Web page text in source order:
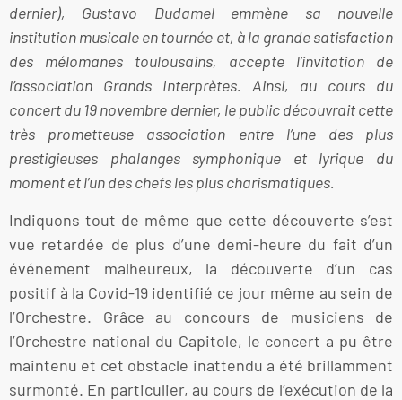
dernier), Gustavo Dudamel emmène sa nouvelle
institution musicale en tournée et, à la grande satisfaction
des mélomanes toulousains, accepte l’invitation de
l’association Grands Interprètes. Ainsi, au cours du
concert du 19 novembre dernier, le public découvrait cette
très prometteuse association entre l’une des plus
prestigieuses phalanges symphonique et lyrique du
moment et l’un des chefs les plus charismatiques.
Indiquons tout de même que cette découverte s’est
vue retardée de plus d’une demi-heure du fait d’un
événement malheureux, la découverte d’un cas
positif à la Covid-19 identifié ce jour même au sein de
l’Orchestre. Grâce au concours de musiciens de
l’Orchestre national du Capitole, le concert a pu être
maintenu et cet obstacle inattendu a été brillamment
surmonté. En particulier, au cours de l’exécution de la